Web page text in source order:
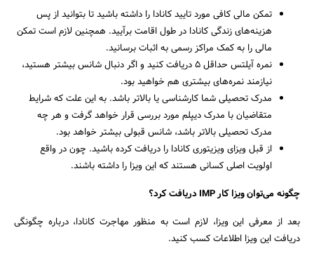
تمکن مالی کافی مورد تایید کانادا را داشته باشید تا بتوانید از پس
هزینه‌های زندگی کانادا در طول اقامت برآیید. همچنین لازم است تمکن
مالی را به کمک مراکز رسمی به اثبات برسانید.
نمره آیلتس حداقل 5 دریافت کنید و اگر دنبال شانس بیشتر هستید،
نیازمند نمره‌های بیشتری هم خواهید بود.
مدرک تحصیلی شما کارشناسی یا بالاتر باشد. به این علت که شرایط
متقاضیان با مدرک دیپلم مورد بررسی قرار خواهد گرفت و هر چه
مدرک تحصیلی بالاتر باشد، شانس قبولی بیشتر خواهد بود.
از قبل ویزای ویزیتوری کانادا را دریافت کرده باشید. چون در واقع
اولویت اصلی کسانی هستند که این ویزا را داشته باشند.
چگونه می‌توان ویزا کار IMP دریافت کرد؟
بعد از معرفی این ویزا، لازم است به منظور مهاجرت کانادا، درباره چگونگی
دریافت این ویزا اطلاعات کسب کنید.